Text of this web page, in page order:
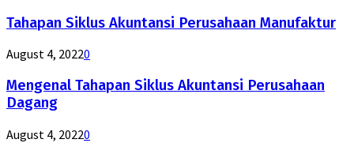
Tahapan Siklus Akuntansi Perusahaan Manufaktur
August 4, 20220
Mengenal Tahapan Siklus Akuntansi Perusahaan
Dagang
August 4, 20220